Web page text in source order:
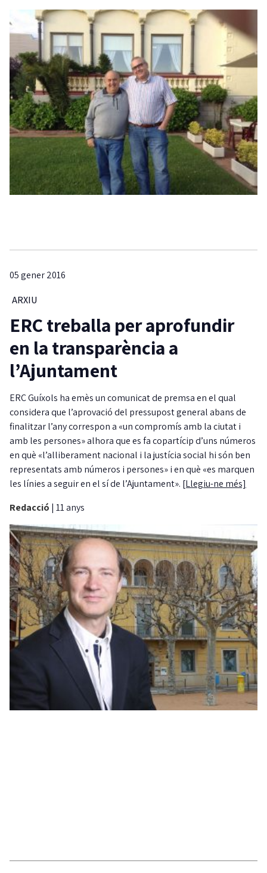
05 gener 2016
ARXIU
ERC treballa per aprofundir
en la transparència a
l’Ajuntament
ERC Guíxols ha emès un comunicat de premsa en el qual
considera que l’aprovació del pressupost general abans de
finalitzar l’any correspon a «un compromís amb la ciutat i
amb les persones» alhora que es fa copartícip d’uns números
en què «l’alliberament nacional i la justícia social hi són ben
representats amb números i persones» i en què «es marquen
les línies a seguir en el sí de l’Ajuntament». [Llegiu-ne més]
Redacció | 11 anys